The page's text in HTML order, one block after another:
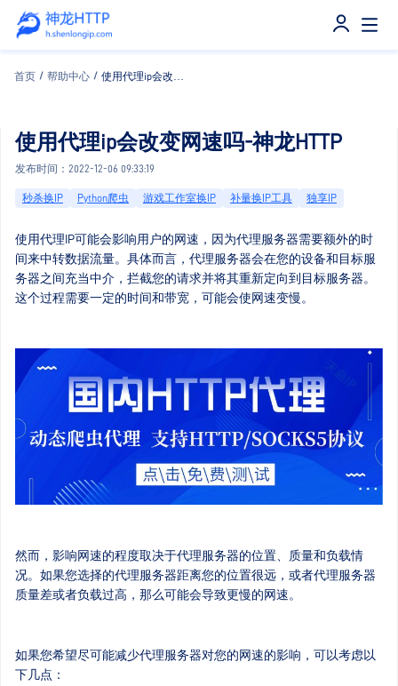
首页 / 帮助中心 /
使用代理ip会改变网速吗-神龙HTTP
发布时间：2022-12-06 09:33:19
秒杀换IP Python爬虫 游戏工作室换IP 补量换IP工具 独享IP
使用代理IP可能会影响用户的网速，因为代理服务器需要额外的时
间来中转数据流量。具体而言，代理服务器会在您的设备和目标服
务器之间充当中介，拦截您的请求并将其重新定向到目标服务器。
这个过程需要一定的时间和带宽，可能会使网速变慢。
然而，影响网速的程度取决于代理服务器的位置、质量和负载情
况。如果您选择的代理服务器距离您的位置很远，或者代理服务器
质量差或者负载过高，那么可能会导致更慢的网速。
如果您希望尽可能减少代理服务器对您的网速的影响，可以考虑以
下几点：